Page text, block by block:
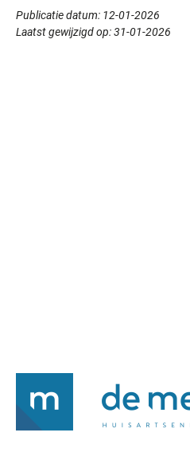
Publicatie datum: 12-01-2026
Laatst gewijzigd op:31-01-2026